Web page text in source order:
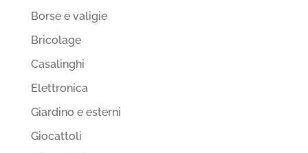
Borse e valigie
Bricolage
Casalinghi
Elettronica
Giardino e esterni
Giocattoli